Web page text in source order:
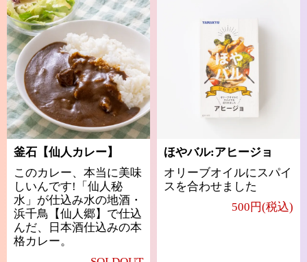
釜石【仙人カレー】
このカレー、本当に美味
しいんです!「仙人秘
水」が仕込み水の地酒・
浜千鳥【仙人郷】で仕込
んだ、日本酒仕込みの本
格カレー。
ほやバル:アヒージョ
オリーブオイルにスパイ
スを合わせました
500円(税込)